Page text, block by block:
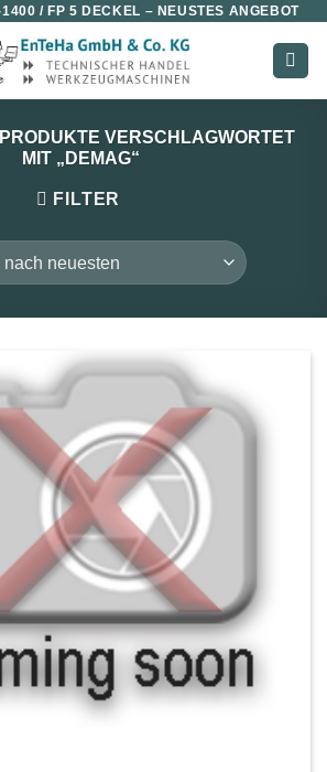
/ FP 5 DECKEL – NEUSTES ANGEBOT
PRODUKTE VERSCHLAGWORTET
MIT „DEMAG“
FILTER